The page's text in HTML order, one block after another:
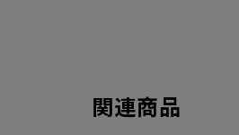
関連商品